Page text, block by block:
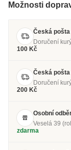
Možnosti
Česká
Doručení
100 Kč
Česká
Doručení
200 Kč
Osobní
Veselá 39
zdarma